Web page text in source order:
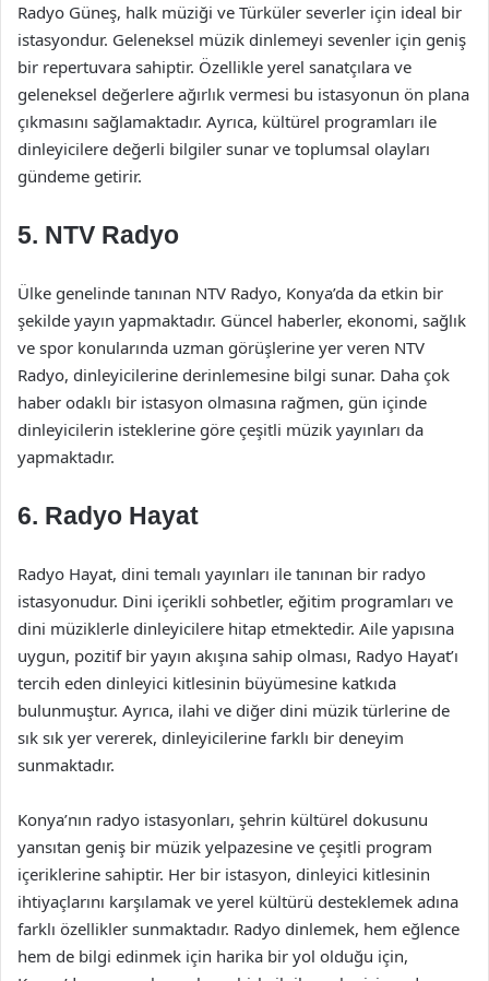
Radyo Güneş, halk müziği ve Türküler severler için ideal bir
istasyondur. Geleneksel müzik dinlemeyi sevenler için geniş
bir repertuvara sahiptir. Özellikle yerel sanatçılara ve
geleneksel değerlere ağırlık vermesi bu istasyonun ön plana
çıkmasını sağlamaktadır. Ayrıca, kültürel programları ile
dinleyicilere değerli bilgiler sunar ve toplumsal olayları
gündeme getirir.
5. NTV Radyo
Ülke genelinde tanınan NTV Radyo, Konya’da da etkin bir
şekilde yayın yapmaktadır. Güncel haberler, ekonomi, sağlık
ve spor konularında uzman görüşlerine yer veren NTV
Radyo, dinleyicilerine derinlemesine bilgi sunar. Daha çok
haber odaklı bir istasyon olmasına rağmen, gün içinde
dinleyicilerin isteklerine göre çeşitli müzik yayınları da
yapmaktadır.
6. Radyo Hayat
Radyo Hayat, dini temalı yayınları ile tanınan bir radyo
istasyonudur. Dini içerikli sohbetler, eğitim programları ve
dini müziklerle dinleyicilere hitap etmektedir. Aile yapısına
uygun, pozitif bir yayın akışına sahip olması, Radyo Hayat’ı
tercih eden dinleyici kitlesinin büyümesine katkıda
bulunmuştur. Ayrıca, ilahi ve diğer dini müzik türlerine de
sık sık yer vererek, dinleyicilerine farklı bir deneyim
sunmaktadır.
Konya’nın radyo istasyonları, şehrin kültürel dokusunu
yansıtan geniş bir müzik yelpazesine ve çeşitli program
içeriklerine sahiptir. Her bir istasyon, dinleyici kitlesinin
ihtiyaçlarını karşılamak ve yerel kültürü desteklemek adına
farklı özellikler sunmaktadır. Radyo dinlemek, hem eğlence
hem de bilgi edinmek için harika bir yol olduğu için,